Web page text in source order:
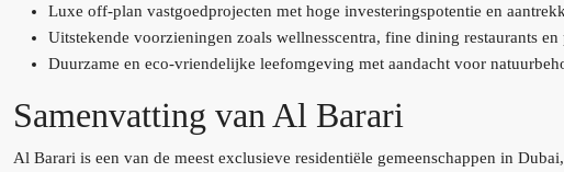
Luxe off-plan vastgoedprojecten met hoge investeringspotentie en
Uitstekende voorzieningen zoals wellnesscentra, fine dining restaurants en
Duurzame en eco-vriendelijke leefomgeving met aandacht voor
Samenvatting van Al Barari
Al Barari is een van de meest exclusieve residentiële gemeenschappen in